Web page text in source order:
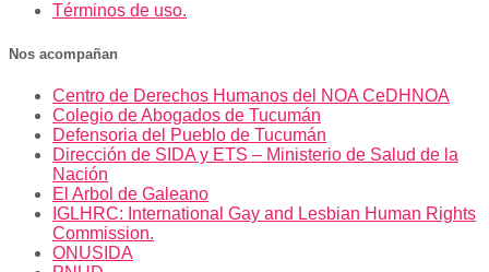
Términos de uso.
Nos acompañan
Centro de Derechos Humanos del NOA CeDHNOA
Colegio de Abogados de Tucumán
Defensoria del Pueblo de Tucumán
Dirección de SIDA y ETS – Ministerio de Salud de la
Nación
El Arbol de Galeano
IGLHRC: International Gay and Lesbian Human Rights
Commission.
ONUSIDA